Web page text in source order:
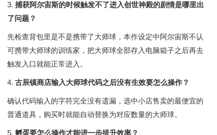
3. 捕获阿尔宙斯的时候触发不了进入创世神殿的剧情是哪里出
了问题？
先检查背包里是不是携带了大师球，本作设定中阿尔宙斯不认
可携带大师球的训练家，把大师球全部存入电脑箱子之后再去
触发入口就能正常进入。
4. 古辰镇商店输入大师球代码之后没有生效要怎么操作？
确认代码输入的字符完全没有遗漏，选中小店售卖的最便宜的
普通道具，购买时就能自动替换为对应数量的大师球。
5. 孵蛋要怎么操作才能进一步提升效率？